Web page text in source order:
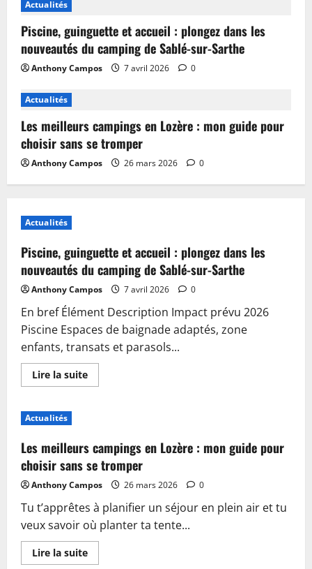
Actualités
Piscine, guinguette et accueil : plongez dans les
nouveautés du camping de Sablé-sur-Sarthe
Anthony Campos 7 avril 2026 0
Actualités
Les meilleurs campings en Lozère : mon guide pour
choisir sans se tromper
Anthony Campos 26 mars 2026 0
Actualités
Piscine, guinguette et accueil : plongez dans les
nouveautés du camping de Sablé-sur-Sarthe
Anthony Campos 7 avril 2026 0
En bref Élément Description Impact prévu 2026
Piscine Espaces de baignade adaptés, zone
enfants, transats et parasols...
Lire la suiteEn
savoir
accueil
:
plongez
dans
les
nouveautés
du
camping
de
Sablé-
sur-
Sarthe
Actualités
Les meilleurs campings en Lozère : mon guide pour
choisir sans se tromper
Anthony Campos 26 mars 2026 0
Tu t’apprêtes à planifier un séjour en plein air et tu
veux savoir où planter ta tente...
Lire la suiteEn
savoir